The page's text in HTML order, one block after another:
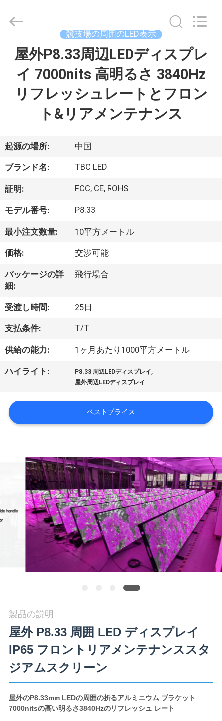
ク
ト
ョ
ー
私
達
に
つ
い
工
品
ニ
ュ
ー
ス
サ
Topbright
Creation
Reserved.
競技場の周囲のLED表示
屋外P8.33周辺LEDディスプレ
イ 7000nits 高明るさ 3840Hz
リフレッシュレートとフロン
ト&リアメンテナンス
起源の場所: 中国
ブランド名: TBC LED
証明: FCC, CE, ROHS
モデル番号: P8.33
最小注文数量: 10平方メートル
価格: 交渉可能
パッケージの詳
細:
飛行場合
受渡し時間: 25日
支払条件: T/T
供給の能力: 1ヶ月あたり1000平方メートル
ハイライト: P8.33 周辺LEDディスプレイ,
屋外周辺LEDディスプレイ
ベストプライス
製品の説明
屋外 P8.33 周囲 LED ディスプレイ
IP65 フロントリアメンテナンススタ
ジアムスクリーン
屋外のP8.33mm LEDの周囲の折るアルミニウム ブラケット
7000nitsの高い明るさ3840Hzのリフレッシュ レート